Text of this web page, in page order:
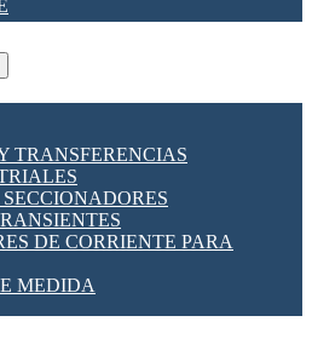
TRANSFERENCIAS
DE CORRIENTE PARA
MEDIDA